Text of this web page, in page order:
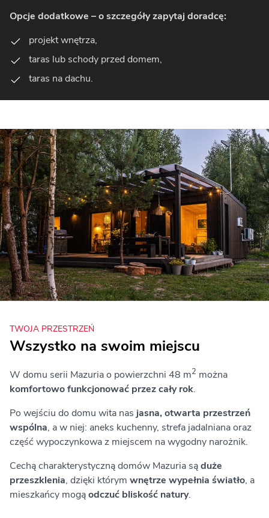
Opcje dodatkowe – o szczegóły zapytaj doradcę:
projekt wnętrza,
taras lub schody przed domem,
taras na dachu.
TWOJA PRZESTRZEŃ
Wszystko na swoim miejscu
W domu serii Mazuria o powierzchni 48 m2 można
komfortowo funkcjonować przez cały rok.
Po wejściu do domu wita nas jasna, otwarta przestrzeń
wspólna, a w niej: aneks kuchenny, strefa jadalniana oraz
część wypoczynkowa z miejscem na wygodny narożnik.
Cechą charakterystyczną domów Mazuria sąduże
przeszklenia, dzięki którym wnętrze wypełnia światło, a
mieszkańcy mogąodczuć bliskość natury.